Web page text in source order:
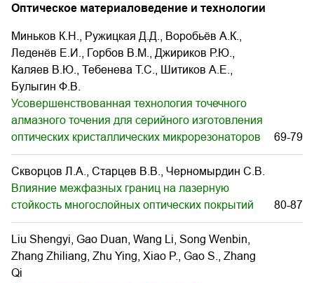
Оптическое материаловедение и технологии
Миньков К.Н., Ружицкая Д.Д., Воробьёв А.К.,
Леденёв Е.И., Горбов В.М., Джириков Р.Ю.,
Каляев В.Ю., Тебенева Т.С., Шитиков А.Е.,
Булыгин Ф.В.
Усовершенствованная технология точечного
алмазного точения для серийного изготовления
оптических кристаллических микрорезонаторов
69-79
Скворцов Л.А., Старцев В.В., Черномырдин С.В.
Влияние межфазных границ на лазерную
стойкость многослойных оптических покрытий
80-87
Liu Shengyi, Gao Duan, Wang Li, Song Wenbin,
Zhang Zhiliang, Zhu Ying, Xiao P., Gao S., Zhang
Qi